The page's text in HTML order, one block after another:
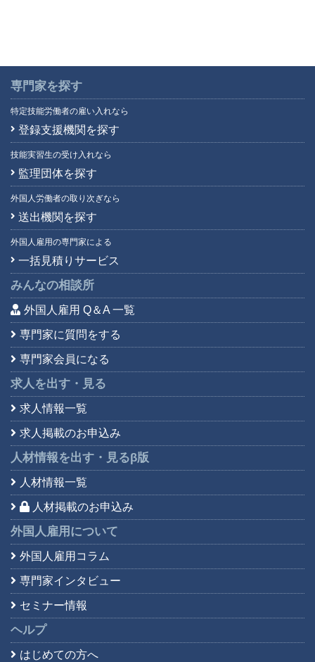
専門家を探す
特定技能労働者の雇い入れなら
登録支援機関を探す
技能実習生の受け入れなら
監理団体を探す
外国人労働者の取り次ぎなら
送出機関を探す
外国人雇用の専門家による
一括見積りサービス
みんなの相談所
外国人雇用 Q＆A 一覧
専門家に質問をする
専門家会員になる
求人を出す・見る
求人情報一覧
求人掲載のお申込み
人材情報を出す・見るβ版
人材情報一覧
人材掲載のお申込み
外国人雇用について
外国人雇用コラム
専門家インタビュー
セミナー情報
ヘルプ
はじめての方へ